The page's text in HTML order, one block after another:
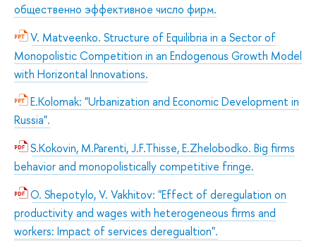
общественно эффективное число фирм.
V. Matveenko. Structure of Equilibria in a Sector of
Monopolistic Competition in an Endogenous Growth Model
with Horizontal Innovations.
E.Kolomak: "Urbanization and Economic Development in
Russia".
S.Kokovin, M.Parenti, J.F.Thisse, E.Zhelobodko. Big firms
behavior and monopolistically competitive fringe.
O. Shepotylo, V. Vakhitov: "Effect of deregulation on
productivity and wages with heterogeneous firms and
workers: Impact of services deregualtion".